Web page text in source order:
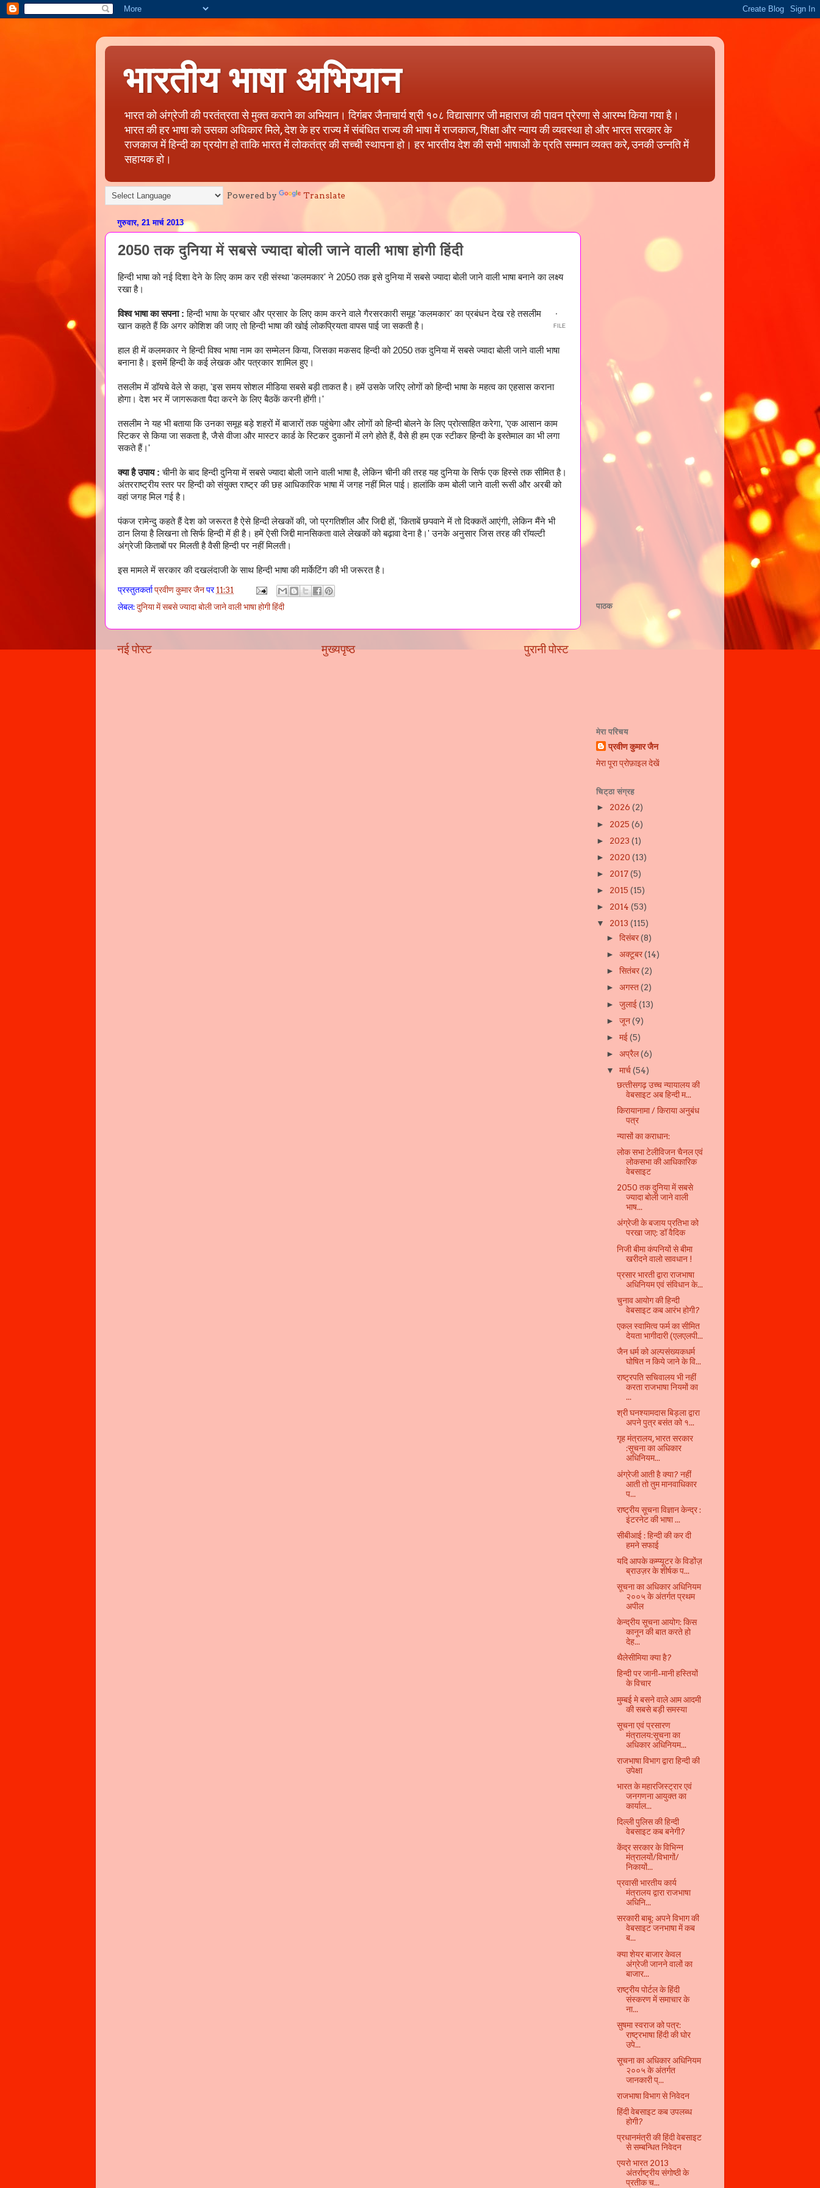
भारतीय भाषा अभियान
भारत को अंग्रेजी की परतंत्रता से मुक्त कराने का अभियान। दिगंबर जैनाचार्य श्री १०८ विद्यासागर जी महाराज की पावन प्रेरणा से आरम्भ किया गया है।
भारत की हर भाषा को उसका अधिकार मिले, देश के हर राज्य में संबंधित राज्य की भाषा में राजकाज, शिक्षा और न्याय की व्यवस्था हो और भारत सरकार के
राजकाज में हिन्दी का प्रयोग हो ताकि भारत में लोकतंत्र की सच्ची स्थापना हो। हर भारतीय देश की सभी भाषाओं के प्रति सम्मान व्यक्त करे, उनकी उन्नति में
सहायक हो।
Powered by Translate
गुरुवार, 21 मार्च 2013
2050 तक दुनिया में सबसे ज्यादा बोली जाने वाली भाषा होगी हिंदी
हिन्दी भाषा को नई दिशा देने के लिए काम कर रही संस्था 'कलमकार' ने 2050 तक इसे दुनिया में सबसे ज्यादा बोली जाने वाली भाषा बनाने का लक्ष्य
रखा है।
FILE
विश्व भाषा का सपना :हिन्दी भाषा के प्रचार और प्रसार के लिए काम करने वाले गैरसरकारी समूह 'कलमकार' का प्रबंधन देख रहे तसलीम
खान कहते हैं कि अगर कोशिश की जाए तो हिन्दी भाषा की खोई लोकप्रियता वापस पाई जा सकती है।
हाल ही में कलमकार ने हिन्दी विश्व भाषा नाम का सम्मेलन किया, जिसका मकसद हिन्दी को 2050 तक दुनिया में सबसे ज्यादा बोली जाने वाली भाषा
बनाना है। इसमें हिन्दी के कई लेखक और पत्रकार शामिल हुए।
तसलीम में डॉयचे वेले से कहा, 'इस समय सोशल मीडिया सबसे बड़ी ताकत है। हमें उसके जरिए लोगों को हिन्दी भाषा के महत्व का एहसास कराना
होगा। देश भर में जागरूकता पैदा करने के लिए बैठकें करनी होंगी।'
तसलीम ने यह भी बताया कि उनका समूह बड़े शहरों में बाजारों तक पहुंचेगा और लोगों को हिन्दी बोलने के लिए प्रोत्साहित करेगा, 'एक आसान काम
स्टिकर से किया जा सकता है, जैसे वीजा और मास्टर कार्ड के स्टिकर दुकानों में लगे होते हैं, वैसे ही हम एक स्टीकर हिन्दी के इस्तेमाल का भी लगा
सकते हैं।'
क्या है उपाय :चीनी के बाद हिन्दी दुनिया में सबसे ज्यादा बोली जाने वाली भाषा है, लेकिन चीनी की तरह यह दुनिया के सिर्फ एक हिस्से तक सीमित है।
अंतरराष्ट्रीय स्तर पर हिन्दी को संयुक्त राष्ट्र की छह आधिकारिक भाषा में जगह नहीं मिल पाई। हालांकि कम बोली जाने वाली रूसी और अरबी को
वहां जगह मिल गई है।
पंकज रामेन्दु कहते हैं देश को जरूरत है ऐसे हिन्दी लेखकों की, जो प्रगतिशील और जिद्दी हों, 'किताबें छपवाने में तो दिक्कतें आएंगी, लेकिन मैंने भी
ठान लिया है लिखना तो सिर्फ हिन्दी में ही है। हमें ऐसी जिद्दी मानसिकता वाले लेखकों को बढ़ावा देना है।' उनके अनुसार जिस तरह की रॉयल्टी
अंग्रेजी किताबों पर मिलती है वैसी हिन्दी पर नहीं मिलती।
इस मामले में सरकार की दखलंदाजी के साथ हिन्दी भाषा की मार्केटिंग की भी जरूरत है।
प्रस्तुतकर्ताप्रवीण कुमार जैनपर11:31
लेबल:दुनिया में सबसे ज्यादा बोली जाने वाली भाषा होगी हिंदी
नई पोस्ट पुरानी पोस्ट
मुख्यपृष्ठ
पाठक
मेरा परिचय
प्रवीण कुमार जैन
मेरा पूरा प्रोफ़ाइल देखें
चिट्ठा संग्रह
► 2026 (2)
► 2025 (6)
► 2023 (1)
► 2020 (13)
► 2017(5)
► 2015 (15)
► 2014 (53)
▼ 2013 (115)
►दिसंबर(8)
►अक्टूबर(14)
►सितंबर(2)
►अगस्त(2)
►जुलाई(13)
►जून(9)
►मई(5)
►अप्रैल(6)
▼मार्च(54)
छत्‍तीसगढ़ उच्‍च न्‍यायालय की
वेबसाइट अब हिन्‍दी म...
किरायानामा / किराया अनुबंध
पत्र
न्‍यासों का कराधान:
लोक सभा टेलीविजन चैनल एवं
लोकसभा की आधिकारिक
वेबसाइट
2050 तक दुनिया में सबसे
ज्यादा बोली जाने वाली
भाष...
अंग्रेजी के बजाय प्रतिभा को
परखा जाए: डॉ वैदिक
निजी बीमा कंपनियों से बीमा
खरीदने वालो सावधान !
प्रसार भारती द्वारा राजभाषा
अधिनियम एवं संविधान के...
चुनाव आयोग की हिन्दी
वेबसाइट कब आरंभ होगी?
एकल स्वामित्व फर्म का सीमित
देयता भागीदारी (एलएलपी...
जैन धर्म को अल्पसंख्यकधर्म
घोषित न किये जाने के वि...
राष्ट्रपति सचिवालय भी नहीं
करता राजभाषा नियमों का
...
श्री घनश्यामदास बिड़ला द्वारा
अपने पुत्र बसंत को १...
गृह मंत्रालय, भारत सरकार
:सूचना का अधिकार
अधिनियम...
अंग्रेजी आती है क्या? नहीं
आती तो तुम मानवाधिकार
प...
राष्ट्रीय सूचना विज्ञान केन्द्र :
इंटरनेट की भाषा ...
सीबीआई : हिन्दी की कर दी
हमने सफाई
यदि आपके कम्प्यूटर के विडोंज़
ब्राउज़र के शीर्षक प...
सूचना का अधिकार अधिनियम
२००५ के अंतर्गत प्रथम
अपील
केन्द्रीय सूचना आयोग: किस
कानून की बात करते हो
देह...
थैलेसीमिया क्या है?
हिन्‍दी पर जानी-मानी हस्तियों
के विचार
मुम्बई मे बसने वाले आम आदमी
की सबसे बड़ी समस्या
सूचना एवं प्रसारण
मंत्रालय:सूचना का
अधिकार अधिनियम...
राजभाषा विभाग द्वारा हिन्दी की
उपेक्षा
भारत के महारजिस्ट्रार एवं
जनगणना आयुक्त का
कार्याल...
दिल्ली पुलिस की हिन्दी
वेबसाइट कब बनेगी?
केंद्र सरकार के विभिन्न
मंत्रालयों/विभागों/
निकायों...
प्रवासी भारतीय कार्य
मंत्रालय द्वारा राजभाषा
अधिनि...
सरकारी बाबू: अपने विभाग की
वेबसाइट जनभाषा में कब
ब...
क्या शेयर बाजार केवल
अंग्रेजी जानने वालों का
बाजार...
राष्ट्रीय पोर्टल के हिंदी
संस्करण में समाचार के
ना...
सुषमा स्वराज को पत्र:
राष्ट्रभाषा हिंदी की घोर
उपे...
सूचना का अधिकार अधिनियम
२००५ के अंतर्गत
जानकारी प्...
राजभाषा विभाग से निवेदन
हिंदी वेबसाइट कब उपलब्ध
होगी?
प्रधानमंत्री की हिंदी वेबसाइट
से सम्बन्धित निवेदन
एयरो भारत 2013
अंतर्राष्ट्रीय संगोष्ठी के
प्रतीक च...